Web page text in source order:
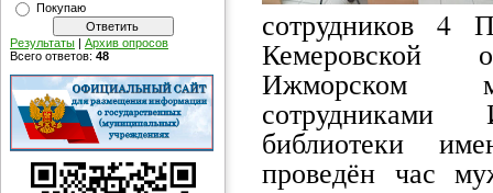
Покупаю
Результаты | Архив опросов
Всего ответов: 48
сотрудников
Кемеровской
Ижморском
сотрудниками
библиотеки
проведён час